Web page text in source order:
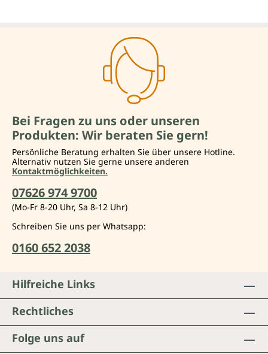
Bei Fragen zu uns oder unseren
Produkten: Wir beraten Sie gern!
Persönliche Beratung erhalten Sie über unsere Hotline.
Alternativ nutzen Sie gerne unsere anderen
Kontaktmöglichkeiten.
07626 974 9700
(Mo-Fr 8-20 Uhr, Sa 8-12 Uhr)
Schreiben Sie uns per Whatsapp:
0160 652 2038
Folge uns auf
Hilfreiche Links
Rechtliches